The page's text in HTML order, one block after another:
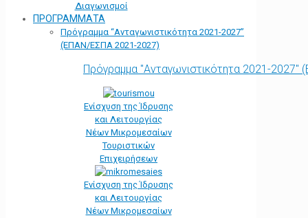
Διαγωνισμοί
ΠΡΟΓΡΑΜΜΑΤΑ
Πρόγραμμα “Ανταγωνιστικότητα 2021-2027”
(ΕΠΑΝ/ΕΣΠΑ 2021-2027)
Πρόγραμμα "Ανταγωνιστικότητα 2021-
Ενίσχυση της Ίδρυσης
και Λειτουργίας
Νέων Μικρομεσαίων
Τουριστικών
Επιχειρήσεων
Ενίσχυση της Ίδρυσης
και Λειτουργίας
Νέων Μικρομεσαίων